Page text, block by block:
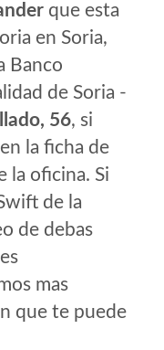
que esta
en Soria,
Banco
de Soria -
56, si
la ficha de
la oficina. Si
de la
de debas
mas
que te puede